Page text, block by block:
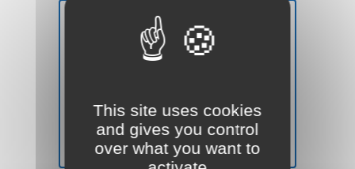
DÉLAIS
en7 jours (voir nos CGVs).
This site uses cookies
and gives you control
over what you want to